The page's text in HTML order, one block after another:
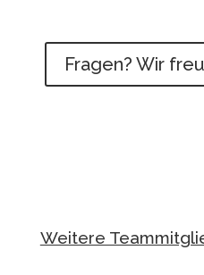
Fragen? Wir
Weitere